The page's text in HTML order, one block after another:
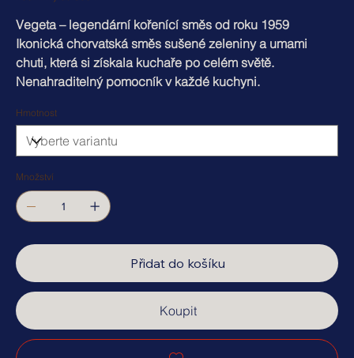
Vegeta – legendární kořenící směs od roku 1959
Ikonická chorvatská směs sušené zeleniny a umami
chuti, která si získala kuchaře po celém světě.
Nenahraditelný pomocník v každé kuchyni.
Hmotnost
Množství
Přidat do košíku
Koupit